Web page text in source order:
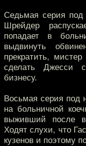
Седьмая серия
Шрейдер
попадает в
выдвинуть
прекратить,
сделать Джесси
бизнесу.
Восьмая серия под
на больничной
выживший после
Ходят слухи, что
кузенов и поэтому